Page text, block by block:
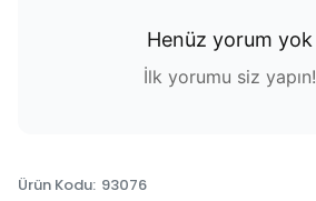
Henüz yorum yok
İlk yorumu siz yapın!
Ürün Kodu: 93076